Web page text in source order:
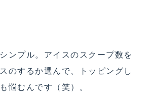
ンプル。アイスのスクープ数を
のするか選んで、トッピングし
悩むんです（笑）。